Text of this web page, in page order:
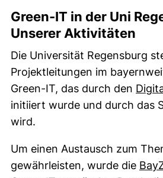
Green-IT in der Uni
Unserer Aktivitäten
Die Universität Regensburg
Projektleitungen im
Green-IT, das durch den
initiiert wurde und durch das
wird.
Um einen Austausch zum
gewährleisten, wurde die